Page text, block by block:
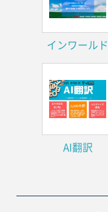
インワールド
AI翻訳